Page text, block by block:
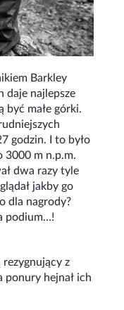
Barkley
daje najlepsze
być małe górki.
godzin. I to było
3000 m n.p.m.
dwa razy tyle
jakby go
dla nagrody?
podium…!
rezygnujący z
ponury hejnał ich